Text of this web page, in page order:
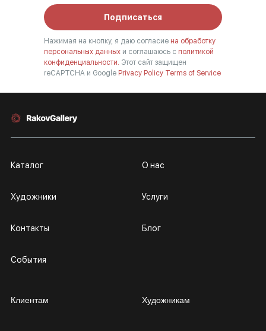
Подписаться
Нажимая на кнопку, я даю согласие на обработку
персональных данных и соглашаюсь с политикой
конфиденциальности. Этот сайт защищен
reCAPTCHA и Google Privacy Policy Terms of Service
Каталог
Художники
Контакты
События
О нас
Услуги
Блог
Клиентам Художникам